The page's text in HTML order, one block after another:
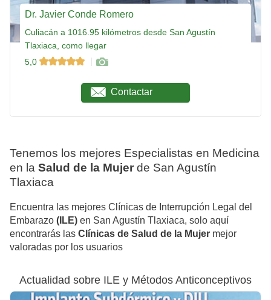
Dr. Javier Conde Romero
Culiacán a 1016.95 kilómetros desde San Agustín
Tlaxiaca, como llegar
5,0
Contactar
Tenemos los mejores Especialistas en Medicina
en la Salud de la Mujer de San Agustín
Tlaxiaca
Encuentra las mejores Clínicas de Interrupción Legal del
Embarazo (ILE) en San Agustín Tlaxiaca, solo aquí
encontrarás las Clínicas de Salud de la Mujer mejor
valoradas por los usuarios
Actualidad sobre ILE y Métodos Anticonceptivos